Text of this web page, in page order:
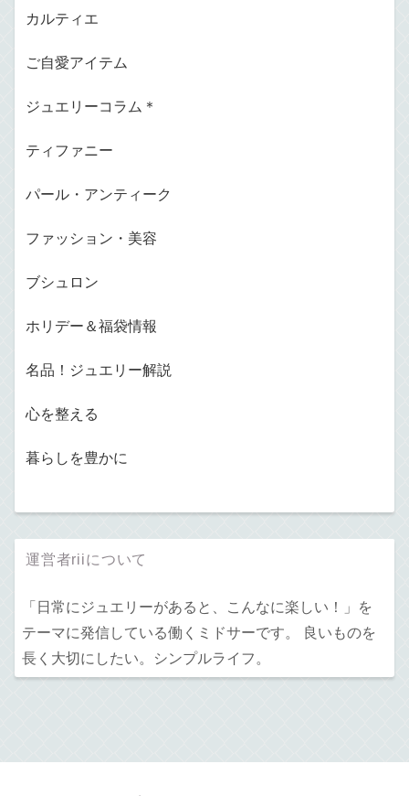
カルティエ
ご自愛アイテム
ジュエリーコラム＊
ティファニー
パール・アンティーク
ファッション・美容
ブシュロン
ホリデー＆福袋情報
名品！ジュエリー解説
心を整える
暮らしを豊かに
運営者riiについて
「日常にジュエリーがあると、こんなに楽しい！」を
テーマに発信している働くミドサーです。 良いものを
長く大切にしたい。シンプルライフ。